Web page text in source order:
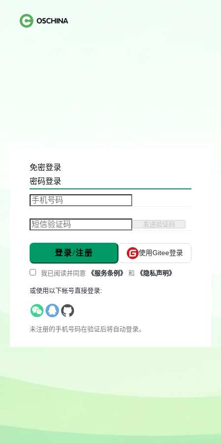
免密登录
密码登录
发送验证码
登录/注册 使用Gitee登录
我已阅读并同意 《服务条例》 和 《隐私声明》
或使用以下帐号直接登录:
未注册的手机号码在验证后将自动登录。